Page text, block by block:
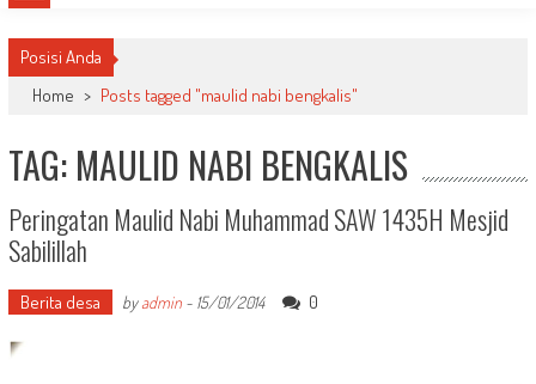
Posisi Anda
Home > Posts tagged "maulid nabi bengkalis"
TAG: MAULID NABI BENGKALIS
Peringatan Maulid Nabi Muhammad SAW 1435H Mesjid
Sabilillah
Berita desa byadmin- 15/01/2014 0